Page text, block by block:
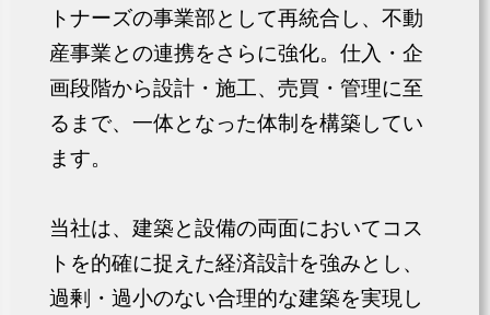
トナーズの事業部として再統合し、不動
産事業との連携をさらに強化。仕入・企
画段階から設計・施工、売買・管理に至
るまで、一体となった体制を構築してい
ます。
当社は、建築と設備の両面においてコス
トを的確に捉えた経済設計を強みとし、
過剰・過小のない合理的な建築を実現し